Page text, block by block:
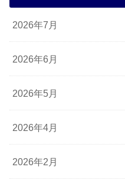
2026年7月
2026年6月
2026年5月
2026年4月
2026年2月